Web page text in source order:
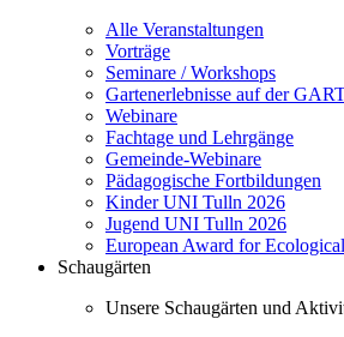
Alle Veranstaltungen
Vorträge
Seminare / Workshops
Gartenerlebnisse auf der
Webinare
Fachtage und Lehrgänge
Gemeinde-Webinare
Pädagogische Fortbildungen
Kinder UNI Tulln 2026
Jugend UNI Tulln 2026
European Award for
Schaugärten
Unsere Schaugärten und